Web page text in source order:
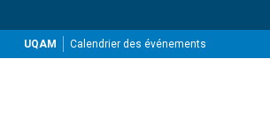
UQAM Calendrier des événements